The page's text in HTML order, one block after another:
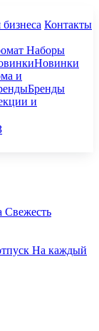
Контакты
Наборы
Новинки
и
Бренды
и
Свежесть
На каждый